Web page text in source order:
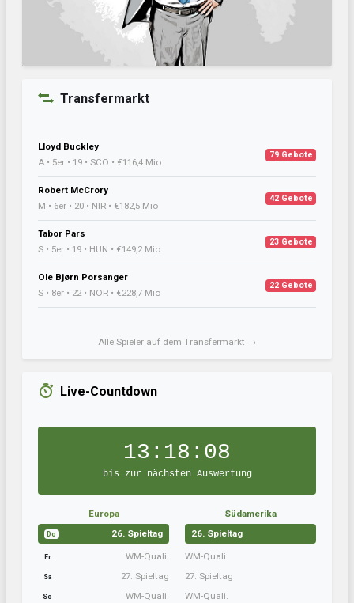
Transfermarkt
Lloyd Buckley
A • 5er • 19 • SCO • €116,4 Mio
79 Gebote
Robert McCrory
M • 6er • 20 • NIR • €182,5 Mio
42 Gebote
Tabor Pars
S • 5er • 19 • HUN • €149,2 Mio
23 Gebote
Ole Bjørn Porsanger
S • 8er • 22 • NOR • €228,7 Mio
22 Gebote
Alle Spieler auf dem Transfermarkt →
Live-Countdown
13:18:08
bis zur nächsten Auswertung
Europa
Do 26. Spieltag
Fr WM-Quali.
Sa 27. Spieltag
So WM-Quali.
Südamerika
26. Spieltag
WM-Quali.
27. Spieltag
WM-Quali.